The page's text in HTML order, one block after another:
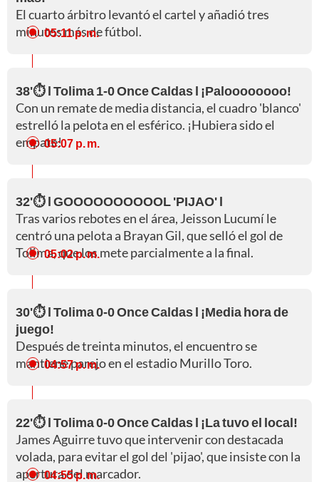
El cuarto árbitro levantó el cartel y añadió tres
minutos más de fútbol.
05:11 p. m.
38'⏱️ l Tolima 1-0 Once Caldas l ¡Paloooooooo!
Con un remate de media distancia, el cuadro 'blanco'
estrelló la pelota en el esférico. ¡Hubiera sido el
empate!05:07 p. m.
32'⏱️ l GOOOOOOOOOOL 'PIJAO' l
Tras varios rebotes en el área, Jeisson Lucumí le
centró una pelota a Brayan Gil, que selló el gol de
Tolima, que los mete parcialmente a la final.
05:02 p. m.
30'⏱️ l Tolima 0-0 Once Caldas l ¡Media hora de
juego!
Después de treinta minutos, el encuentro se
mantiene parejo en el estadio Murillo Toro.
04:57 p. m.
22'⏱️ l Tolima 0-0 Once Caldas l ¡La tuvo el local!
James Aguirre tuvo que intervenir con destacada
volada, para evitar el gol del 'pijao', que insiste con la
apertura del marcador.
04:55 p. m.